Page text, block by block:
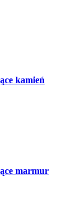
kamień
marmur